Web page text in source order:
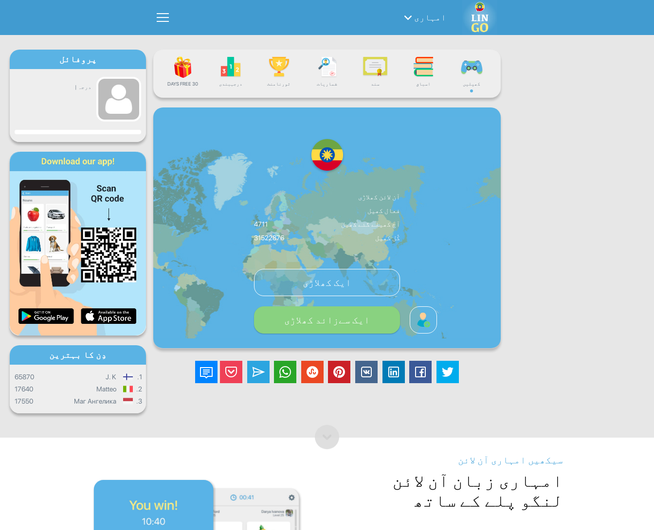
امہاری
کھیلیں اسباق سند شماریات ٹورنامنٹ درجہبندی 30 DAYS FREE
آن لائن کھلاڑی
فعال کھیل
آج کھیلے گئے کھیل
4711
کُل کھیل
31522876
ایک کھلاڑی
ایک سےزائد کھلاڑی
پروفائل
درجہ |
پیش رفت
سوموار منگل جمعرات
جمعہ ہفتہ
روزانہ کی پیش رفت
ماہانہ پیش رفت
مجموعی کارکردگی
دِن کا بہترین
1.
J. K
65870
2.
Matteo
17640
3.
Маг Ангелика
17550
سیکھیں امہاری آن لائن
امہاری زبان آن لائن
لنگو پلے کے ساتھ